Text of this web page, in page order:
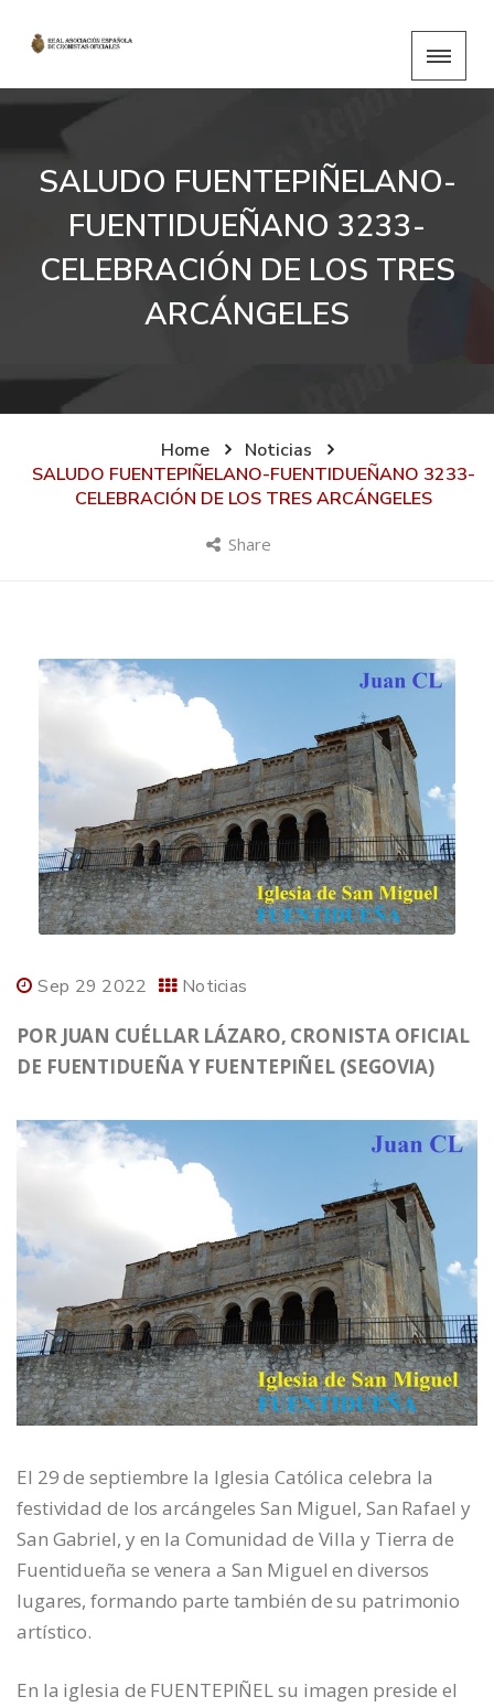
SALUDO FUENTEPIÑELANO-
FUENTIDUEÑANO 3233-
CELEBRACIÓN DE LOS TRES
ARCÁNGELES
Home
Noticias
SALUDO FUENTEPIÑELANO-FUENTIDUEÑANO 3233-
CELEBRACIÓN DE LOS TRES ARCÁNGELES
Share
Sep 29 2022 Noticias
POR JUAN CUÉLLAR LÁZARO, CRONISTA OFICIAL
DE FUENTIDUEÑA Y FUENTEPIÑEL (SEGOVIA)
El 29 de septiembre la Iglesia Católica celebra la
festividad de los arcángeles San Miguel, San Rafael y
San Gabriel, y en la Comunidad de Villa y Tierra de
Fuentidueña se venera a San Miguel en diversos
lugares, formando parte también de su patrimonio
artístico.
En la iglesia de FUENTEPIÑEL su imagen preside el